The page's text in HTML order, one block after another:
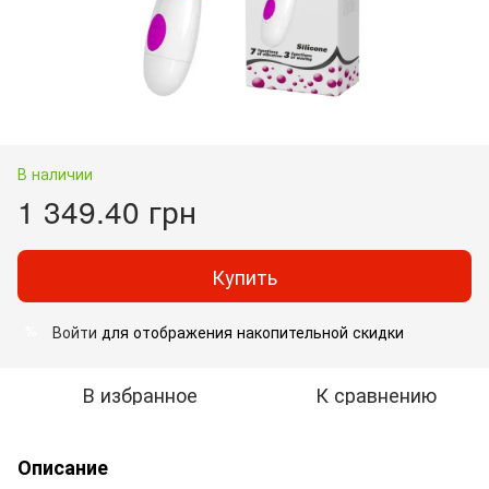
В наличии
1 349.40 грн
Купить
Войти для отображения накопительной скидки
В избранное К сравнению
Описание